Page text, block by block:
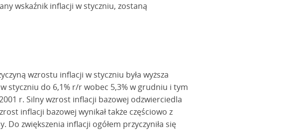
wskaźnik inflacji w styczniu, zostaną
wzrostu inflacji w styczniu była wyższa
styczniu do 6,1% r/r wobec 5,3% w grudniu i tym
r. Silny wzrost inflacji bazowej odzwierciedla
inflacji bazowej wynikał także częściowo z
zwiększenia inflacji ogółem przyczyniła się